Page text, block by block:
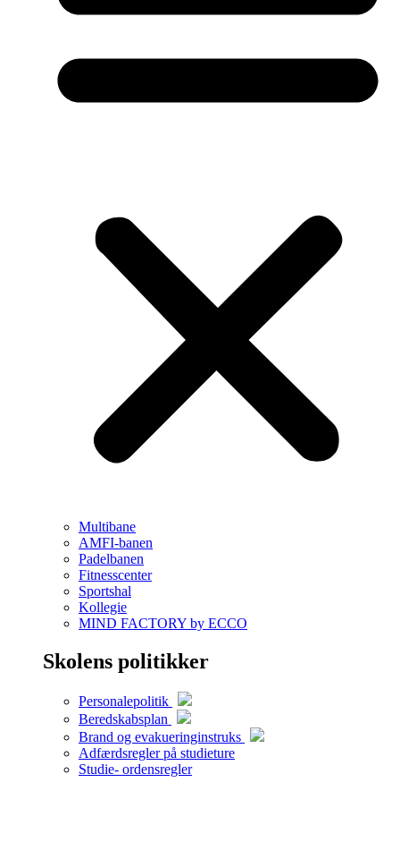
Multibane
AMFI-banen
Padelbanen
Fitnesscenter
Sportshal
Kollegie
MIND FACTORY by ECCO
Skolens politikker
Personalepolitik
Beredskabsplan
Brand og evakueringinstruks
Adfærdsregler på studieture
Studie- ordensregler